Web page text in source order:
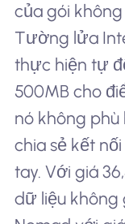
của gói
Tường lửa
thực hiện tự
500MB cho
nó không
chia sẻ kết
tay. Với giá
dữ liệu không